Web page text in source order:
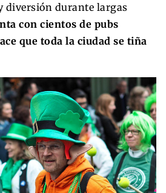
diversión durante largas
con cientos de pubs
que toda la ciudad se tiña